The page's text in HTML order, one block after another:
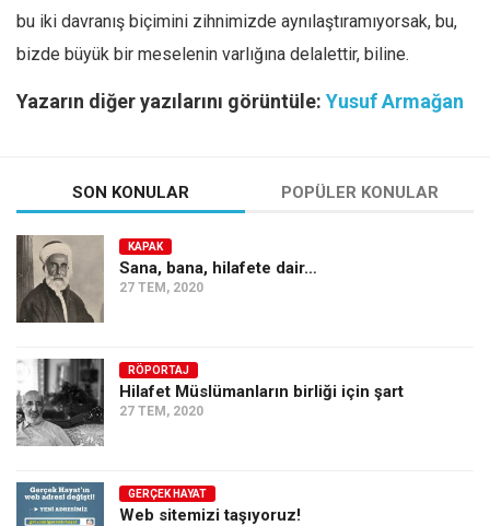
bu iki davranış biçimini zihnimizde aynılaştıramıyorsak, bu,
bizde büyük bir meselenin varlığına delalettir, biline.
Yazarın diğer yazılarını görüntüle: Yusuf Armağan
SON KONULAR POPÜLER KONULAR
KAPAK
Sana, bana, hilafete dair…
27 TEM, 2020
RÖPORTAJ
Hilafet Müslümanların birliği için şart
27 TEM, 2020
GERÇEK HAYAT
Web sitemizi taşıyoruz!